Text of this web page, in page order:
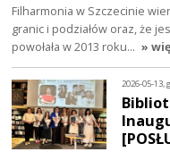
Filharmonia w Szczecinie
granic i podziałów oraz, że
powołała w 2013 roku… »
2026-05-13,